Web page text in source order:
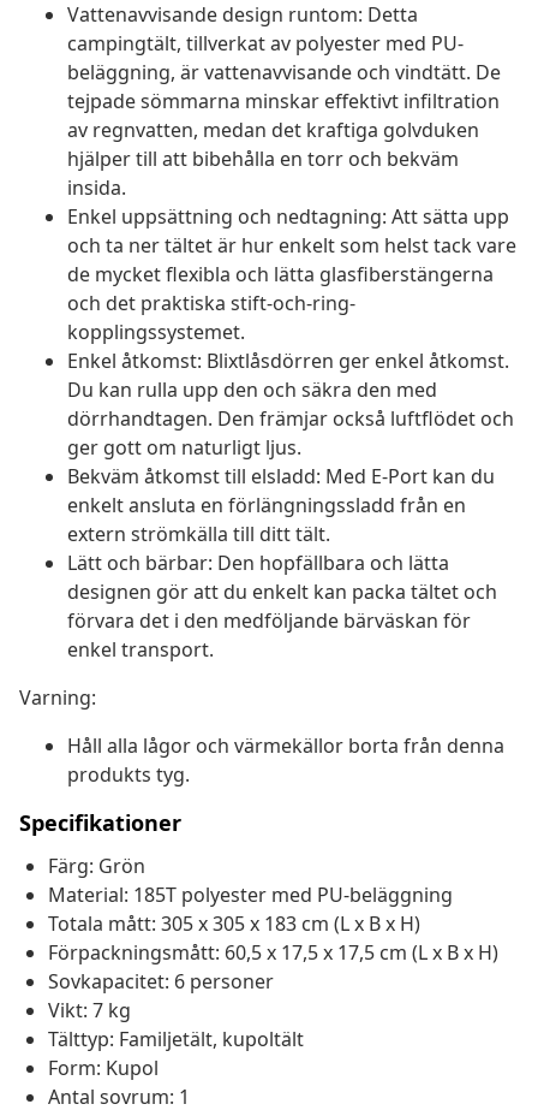
Vattenavvisande design runtom: Detta
campingtält, tillverkat av polyester med PU-
beläggning, är vattenavvisande och vindtätt. De
tejpade sömmarna minskar effektivt infiltration
av regnvatten, medan det kraftiga golvduken
hjälper till att bibehålla en torr och bekväm
insida.
Enkel uppsättning och nedtagning: Att sätta upp
och ta ner tältet är hur enkelt som helst tack vare
de mycket flexibla och lätta glasfiberstängerna
och det praktiska stift-och-ring-
kopplingssystemet.
Enkel åtkomst: Blixtlåsdörren ger enkel åtkomst.
Du kan rulla upp den och säkra den med
dörrhandtagen. Den främjar också luftflödet och
ger gott om naturligt ljus.
Bekväm åtkomst till elsladd: Med E-Port kan du
enkelt ansluta en förlängningssladd från en
extern strömkälla till ditt tält.
Lätt och bärbar: Den hopfällbara och lätta
designen gör att du enkelt kan packa tältet och
förvara det i den medföljande bärväskan för
enkel transport.
Varning:
Håll alla lågor och värmekällor borta från denna
produkts tyg.
Specifikationer
Färg: Grön
Material: 185T polyester med PU-beläggning
Totala mått: 305 x 305 x 183 cm (L x B x H)
Förpackningsmått: 60,5 x 17,5 x 17,5 cm (L x B x H)
Sovkapacitet: 6 personer
Vikt: 7 kg
Tälttyp: Familjetält, kupoltält
Form: Kupol
Antal sovrum: 1